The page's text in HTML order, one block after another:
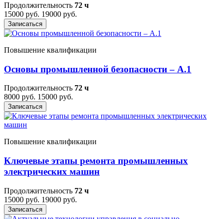
Продолжительность 72 ч
15000 руб. 19000 руб.
Записаться
Повышение квалификации
Основы промышленной безопасности – A.1
Продолжительность 72 ч
8000 руб. 15000 руб.
Записаться
Повышение квалификации
Ключевые этапы ремонта промышленных
электрических машин
Продолжительность 72 ч
15000 руб. 19000 руб.
Записаться